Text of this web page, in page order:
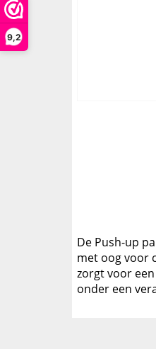
9,2
De Push-up
met oog voor
zorgt voor
onder een